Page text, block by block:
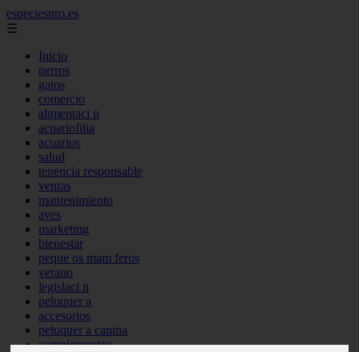
especiespro.es
☰
Inicio
perros
gatos
comercio
alimentaci n
acuariofilia
acuarios
salud
tenencia responsable
ventas
mantenimiento
aves
marketing
bienestar
peque os mam feros
verano
legislaci n
peluquer a
accesorios
peluquer a canina
complementos